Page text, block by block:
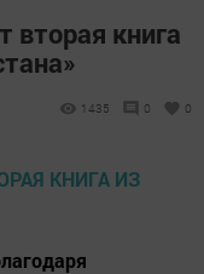
вторая книга
1435 0 0